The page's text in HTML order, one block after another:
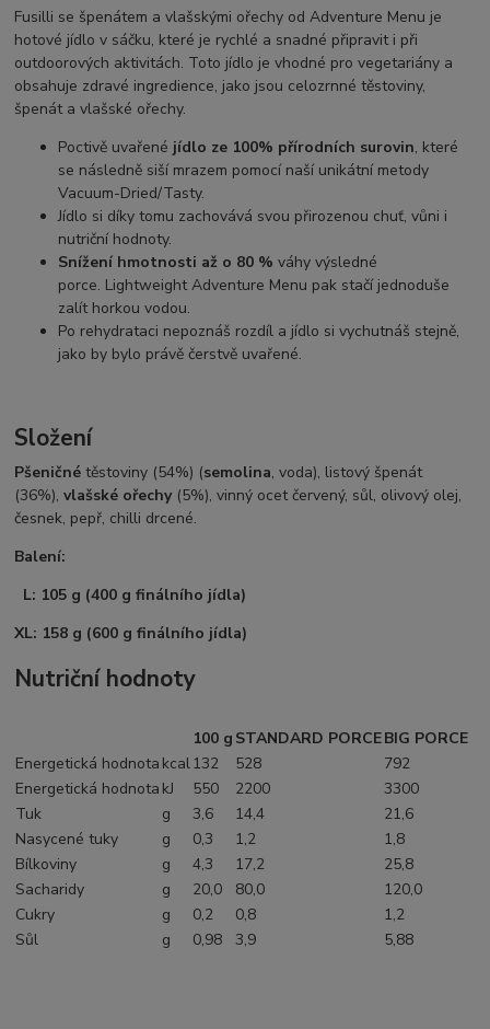
Fusilli se špenátem a vlašskými ořechy od Adventure Menu je
hotové jídlo v sáčku, které je rychlé a snadné připravit i při
outdoorových aktivitách. Toto jídlo je vhodné pro vegetariány a
obsahuje zdravé ingredience, jako jsou celozrnné těstoviny,
špenát a vlašské ořechy.
Poctivě uvařené jídlo ze 100% přírodních surovin, které
se následně siší mrazem pomocí naší unikátní metody
Vacuum-Dried/Tasty.
Jídlo si díky tomu zachovává svou přirozenou chuť, vůni i
nutriční hodnoty.
Snížení hmotnosti až o 80 % váhy výsledné
porce. Lightweight Adventure Menu pak stačí jednoduše
zalít horkou vodou.
Po rehydrataci nepoznáš rozdíl a jídlo si vychutnáš stejně,
jako by bylo právě čerstvě uvařené.
Složení
Pšeničné těstoviny (54%) (semolina, voda), listový špenát
(36%),vlašské ořechy(5%), vinný ocet červený, sůl, olivový olej,
česnek, pepř, chilli drcené.
Balení:
L: 105 g (400 g finálního jídla)
XL: 158 g (600 g finálního jídla)
Nutriční hodnoty
100 g STANDARD PORCEBIG PORCE
Energetická hodnota kcal132 528
792
Energetická hodnota kJ 550 2200
3300
Tuk
g 3,6 14,4
21,6
Nasycené tuky
g 0,3 1,2
1,8
Bílkoviny
g 4,3 17,2
25,8
Sacharidy
g 20,0 80,0
120,0
Cukry
g 0,2 0,8
1,2
Sůl
g 0,98 3,9 5,88